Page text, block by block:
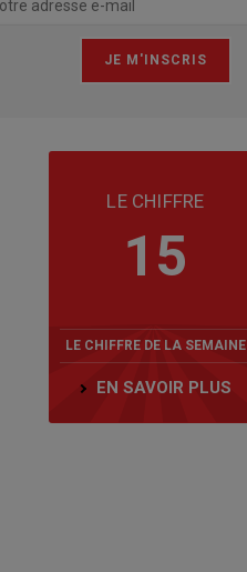
LE CHIFFRE
15
LE CHIFFRE DE LA SEMAINE
EN SAVOIR PLUS